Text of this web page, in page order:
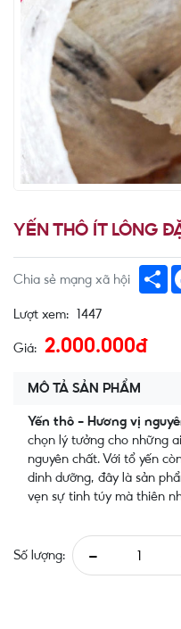
YẾN THÔ ÍT LÔNG
Chia sẻ mạng xã hội
Lượt xem: 1447
Giá: 2.000.000đ
MÔ TẢ SẢN PHẨM
Yến thô - Hương vị
chọn lý tưởng cho những
nguyên chất. Với tổ yến
dinh dưỡng, đây là sản
vẹn sự tinh túy mà thiên
Số lượng: -